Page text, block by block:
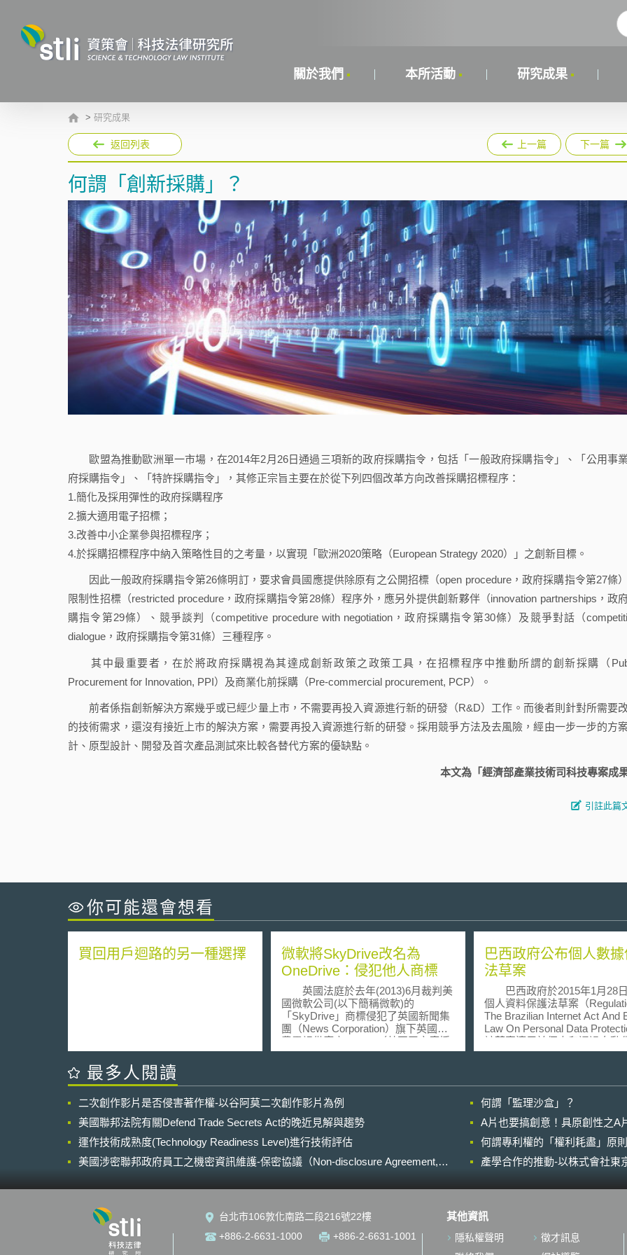
關於我們 本所活動 研究成果
> 研究成果
返回列表 上一篇 下一篇
何謂「創新採購」？
歐盟為推動歐洲單一市場，在2014年2月26日通過三項新的政府採購指令，包括「一般政府採購指令」、「公用事
府採購指令」、「特許採購指令」，其修正宗旨主要在於從下列四個改革方向改善採購招標程序：
1.簡化及採用彈性的政府採購程序
2.擴大適用電子招標；
3.改善中小企業參與招標程序；
4.於採購招標程序中納入策略性目的之考量，以實現「歐洲2020策略（European Strategy 2020）」之創新目標。
因此一般政府採購指令第26條明訂，要求會員國應提供除原有之公開招標（open procedure，政府採購指令第27條
限制性招標（restricted procedure，政府採購指令第28條）程序外，應另外提供創新夥伴（innovation partnerships，政
購指令第29條）、競爭談判（competitive procedure with negotiation，政府採購指令第30條）及競爭對話（
dialogue，政府採購指令第31條）三種程序。
其中最重要者，在於將政府採購視為其達成創新政策之政策工具，在招標程序中推動所謂的創新採購（
Procurement for Innovation, PPI）及商業化前採購（Pre-commercial procurement, PCP）。
前者係指創新解決方案幾乎或已經少量上市，不需要再投入資源進行新的研發（R&D）工作。而後者則針對所需要
的技術需求，還沒有接近上巿的解決方案，需要再投入資源進行新的研發。採用競爭方法及去風險，經由一步一步的方
計、原型設計、開發及首次產品測試來比較各替代方案的優缺點。
本文為「經濟部產業技術司科技專案成果
引註此篇
你可能還會想看
買回用戶迴路的另一種選擇
微軟將SkyDrive改名為
OneDrive：侵犯他人商標
英國法庭於去年(2013)6月裁判美
國微軟公司(以下簡稱微軟)的
「SkyDrive」商標侵犯了英國新聞集
團（News Corporation）旗下英國付
費電視供應商BSkyB（英國天空廣播
公司）的「SkyDrive」商標權。據
媒體服務。儘管微軟認為SkyDrive雲
存儲服務並不是那麼容易會和Sky串
流媒體視頻服務相混淆，但英國法庭
並不這樣認為，因此裁定微軟侵犯
BSkyB之商標權。 判決出來後，
微軟原本揚言要上訴，但兩家公司卻
是同意將其雲儲存服務改名。BSkyB
訴，同時，他們還將允許微軟繼續使
用SkyDrive商標一段時間，“以保證微
軟有個合理的過渡期讓新品牌名與舊
巴西政府公布個人數據
法草案
巴西政府於2015年1月28
個人資料保護法草案（
The Brazilian Internet Act And
Law On Personal Data
該草案適用於個人和通過自動
處理個人資料的公司，惟前提
包括資料保護義務和要求： 一、企業
必須使資料當事人能夠自由的
的，具體的使當事人知悉並取
意以處理個人資料。 二、除了在有限
的例外情況下，禁止處理敏感
料。例如資料當事人已被告知
同意。敏感的個人資料包括，
政治觀點，健康和性取向資料
遺傳數據。 三、資料外洩時有義務立
即報告主管機關。 四、當個人資料是
最多人閱讀
二次創作影片是否侵害著作權-以谷阿莫二次創作影片為例
何謂「監理沙盒」？
美國聯邦法院有關Defend Trade Secrets Act的晚近見解與趨勢
A片也要搞創意！具原創性之A
運作技術成熟度(Technology Readiness Level)進行技術評估
何謂專利權的「權利耗盡」原
美國涉密聯邦政府員工之機密資訊維護-保密協議（Non-disclosure Agreement,
產學合作的推動-以株式會社東
台北市106敦化南路二段216號22樓
+886-2-6631-1000
+886-2-6631-1001
其他資訊
隱私權聲明
徵才訊息